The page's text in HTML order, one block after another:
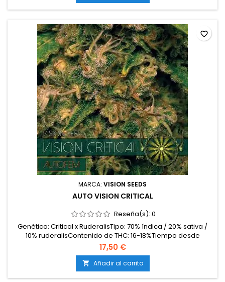
MARCA: VISION SEEDS
AUTO VISION CRITICAL
Reseña(s): 0
Genética: Critical x RuderalisTipo: 70% índica / 20% sativa /
10% ruderalisContenido de THC: 16-18%Tiempo desde
germinación a cosecha: 9-10 semanasProducción en
interior: 400-450 g/m²Producción en exterior: 70-130
g/plantaAltura: 60-90 cm en interior; hasta 120 cm en
exteriorAromas y sabores: Dulces, afrutados y
17,50 €
 Añadir al carrito
favorite_border